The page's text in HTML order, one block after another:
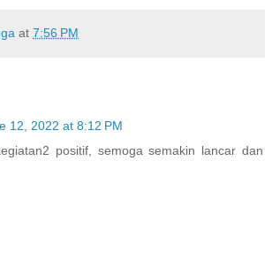
at 7:56 PM
12, 2022 at 8:12 PM
positif, semoga semakin lancar dan